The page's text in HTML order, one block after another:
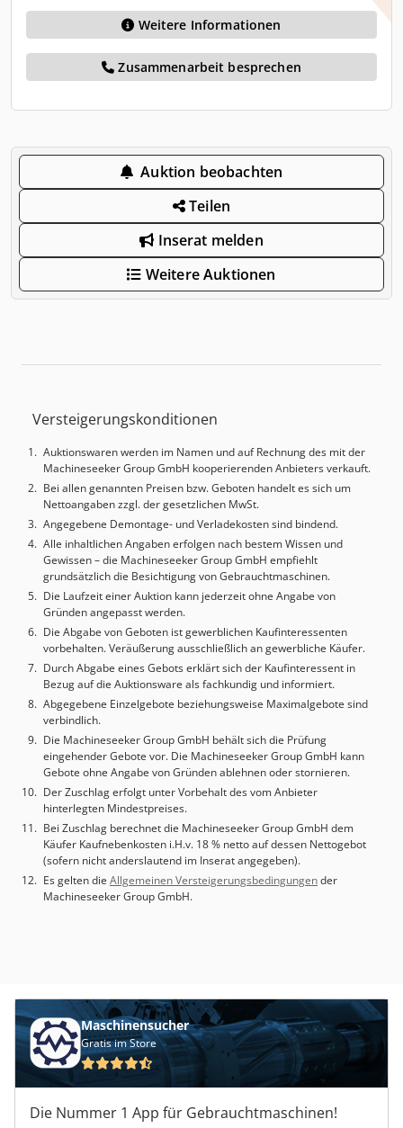
Weitere Informationen
Zusammenarbeit besprechen
Auktion beobachten
Teilen
Inserat melden
Weitere Auktionen
Versteigerungskonditionen
Auktionswaren werden im Namen und auf Rechnung des mit der
Machineseeker Group GmbH kooperierenden Anbieters verkauft.
Bei allen genannten Preisen bzw. Geboten handelt es sich um
Nettoangaben zzgl. der gesetzlichen MwSt.
Angegebene Demontage- und Verladekosten sind bindend.
Alle inhaltlichen Angaben erfolgen nach bestem Wissen und
Gewissen – die Machineseeker Group GmbH empfiehlt
grundsätzlich die Besichtigung von Gebrauchtmaschinen.
Die Laufzeit einer Auktion kann jederzeit ohne Angabe von
Gründen angepasst werden.
Die Abgabe von Geboten ist gewerblichen Kaufinteressenten
vorbehalten. Veräußerung ausschließlich an gewerbliche Käufer.
Durch Abgabe eines Gebots erklärt sich der Kaufinteressent in
Bezug auf die Auktionsware als fachkundig und informiert.
Abgegebene Einzelgebote beziehungsweise Maximalgebote sind
verbindlich.
Die Machineseeker Group GmbH behält sich die Prüfung
eingehender Gebote vor. Die Machineseeker Group GmbH kann
Gebote ohne Angabe von Gründen ablehnen oder stornieren.
Der Zuschlag erfolgt unter Vorbehalt des vom Anbieter
hinterlegten Mindestpreises.
Bei Zuschlag berechnet die Machineseeker Group GmbH dem
Käufer Kaufnebenkosten i.H.v. 18 % netto auf dessen Nettogebot
(sofern nicht anderslautend im Inserat angegeben).
Es gelten die Allgemeinen Versteigerungsbedingungender
Machineseeker Group GmbH.
Maschinensucher
Gratis im Store
Die Nummer 1 App für Gebrauchtmaschinen!